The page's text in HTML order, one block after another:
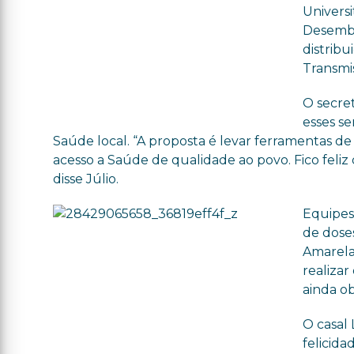
O
esses
Saúde local. “A proposta é levar ferramentas
acesso a Saúde de qualidade ao povo. Fico
disse Júlio.
de
realizar
ainda
O casal